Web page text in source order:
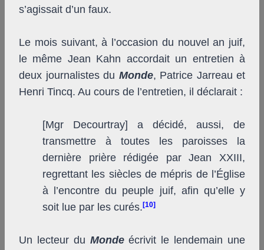
s’agissait d’un faux.
Le mois suivant, à l’occasion du nouvel an juif,
le même Jean Kahn accordait un entretien à
deux journalistes du Monde, Patrice Jarreau et
Henri Tincq. Au cours de l’entretien, il déclarait :
[Mgr Decourtray] a décidé, aussi, de
transmettre à toutes les paroisses la
dernière prière rédigée par Jean XXIII,
regrettant les siècles de mépris de l’Église
à l’encontre du peuple juif, afin qu’elle y
soit lue par les curés. [10]
Un lecteur du Mondeécrivit le lendemain une